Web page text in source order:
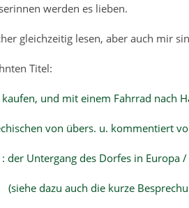
werden es lieben.
gleichzeitig lesen, aber auch mir
Titel:
und mit einem Fahrrad nach
von übers. u. kommentiert
der Untergang des Dorfes in Europa
(siehe dazu auch die kurze